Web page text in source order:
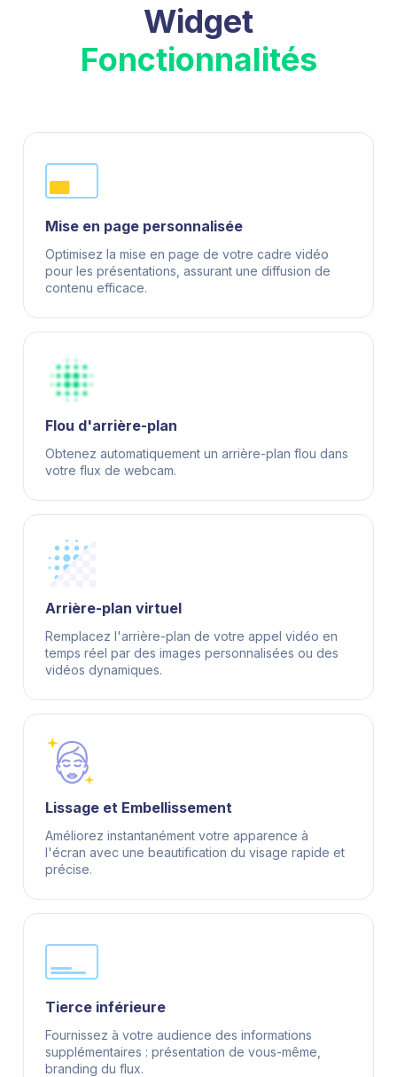
Widget
Fonctionnalités
Mise en page personnalisée
Optimisez la mise en page de votre cadre vidéo
pour les présentations, assurant une diffusion de
contenu efficace.
Flou d'arrière-plan
Obtenez automatiquement un arrière-plan flou dans
votre flux de webcam.
Arrière-plan virtuel
Remplacez l'arrière-plan de votre appel vidéo en
temps réel par des images personnalisées ou des
vidéos dynamiques.
Lissage et Embellissement
Améliorez instantanément votre apparence à
l'écran avec une beautification du visage rapide et
précise.
Tierce inférieure
Fournissez à votre audience des informations
supplémentaires : présentation de vous-même,
branding du flux.